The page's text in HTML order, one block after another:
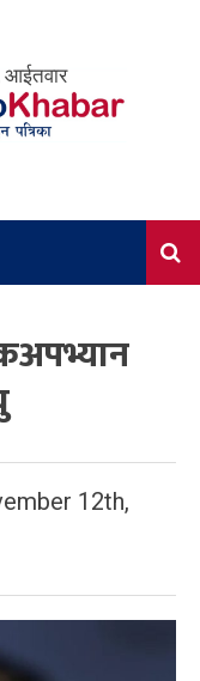
12th,